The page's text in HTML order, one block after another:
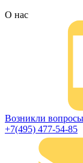
О нас
Возникли
+7(495) 477-54-85